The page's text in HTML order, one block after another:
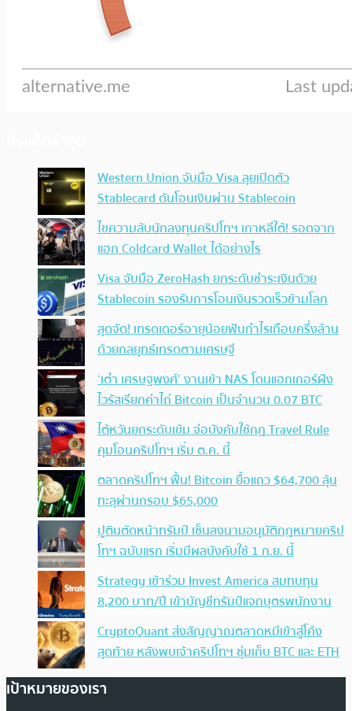
Western Union จับมือ Visa ลุยเปิดตัว
Stablecard ดันโอนเงินผ่าน Stablecoin
ไขความลับนักลงทุนคริปโทฯ เกาหลีใต้! รอดจาก
แฮก Coldcard Wallet ได้อย่างไร
Visa จับมือ ZeroHash ยกระดับชำระเงินด้วย
Stablecoin รองรับการโอนเงินรวดเร็วข้ามโลก
สุดจัด! เทรดเดอร์อายุน้อยฟันกำไรเกือบครึ่งล้าน
ด้วยกลยุทธ์เทรดตามเศรษฐี
‘เต๋า เศรษฐพงศ์’ งานเข้า NAS โดนแฮกเกอร์ฝัง
ไวรัสเรียกค่าไถ่ Bitcoin เป็นจำนวน 0.07 BTC
ไต้หวันยกระดับเข้ม จ่อบังคับใช้กฏ Travel Rule
คุมโอนคริปโทฯ เริ่ม ต.ค. นี้
ตลาดคริปโทฯ ฟื้น! Bitcoin ยื้อแถว $64,700 ลุ้น
ทะลุผ่านกรอบ $65,000
ปูตินตัดหน้าทรัมป์ เซ็นลงนามอนุมัติกฎหมายคริป
โทฯ ฉบับแรก เริ่มมีผลบังคับใช้ 1 ก.ย. นี้
Strategy เข้าร่วม Invest America สมทบทุน
8,200 บาท/ปี เข้าบัญชีทรัมป์แจกบุตรพนักงาน
CryptoQuant ส่งสัญญาณตลาดหมีเข้าสู่โค้ง
สุดท้าย หลังพบเจ้าคริปโทฯ ซุ่มเก็บ BTC และ ETH
เป้าหมายของเรา